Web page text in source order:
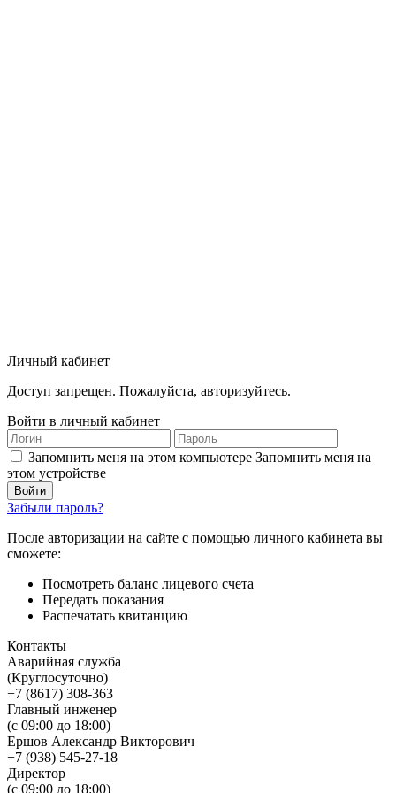
Личный кабинет
Доступ запрещен. Пожалуйста, авторизуйтесь.
Войти в личный кабинет
Запомнить меня на этом компьютере Запомнить меня на
этом устройстве
Забыли пароль?
После авторизации на сайте с помощью личного кабинета вы
сможете:
Посмотреть баланс лицевого счета
Передать показания
Распечатать квитанцию
Контакты
Аварийная служба
(Круглосуточно)
+7 (8617) 308-363
Главный инженер
(с 09:00 до 18:00)
Ершов Александр Викторович
+7 (938) 545-27-18
Директор
(с 09:00 до 18:00)